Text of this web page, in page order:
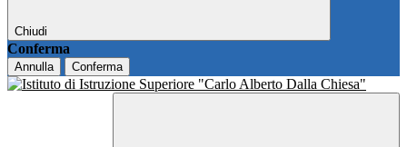
Chiudi
Conferma
Annulla Conferma